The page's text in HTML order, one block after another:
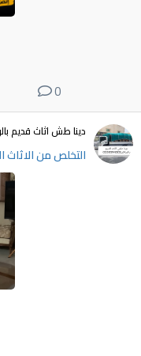
0
دينا طش اثاث قديم
التخلص من الاثاث